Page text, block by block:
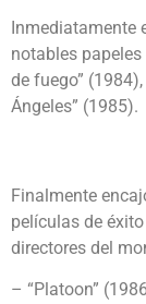
Inmediatamente
notables
de fuego”
Ángeles” (1985).
Finalmente
películas de
directores del
– “Platoon”